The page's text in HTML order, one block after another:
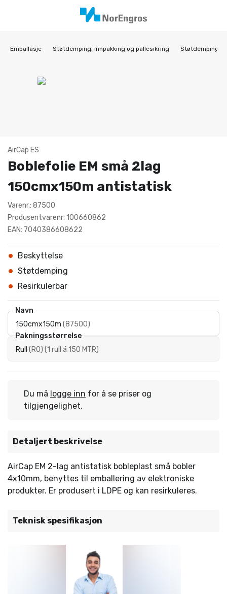
Emballasje Støtdemping, innpakking og pallesikring Støtdemping
AirCap ES
Boblefolie EM små 2lag
150cmx150m antistatisk
Varenr.: 87500
Produsentvarenr: 100660862
EAN: 7040386608622
Beskyttelse
Støtdemping
Resirkulerbar
Navn
150cmx150m (87500)
Pakningsstørrelse
Rull (RO) (1 rull á 150 MTR)
Du må logge inn for å se priser og
tilgjengelighet.
Detaljert beskrivelse
AirCap EM 2-lag antistatisk bobleplast små bobler
4x10mm, benyttes til emballering av elektroniske
produkter. Er produsert i LDPE og kan resirkuleres.
Teknisk spesifikasjon